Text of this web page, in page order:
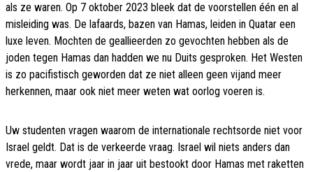
als ze waren. Op 7 oktober 2023 bleek dat de voorstellen één en al
misleiding was. De lafaards, bazen van Hamas, leiden in Quatar een
luxe leven. Mochten de geallieerden zo gevochten hebben als de
joden tegen Hamas dan hadden we nu Duits gesproken. Het Westen
is zo pacifistisch geworden dat ze niet alleen geen vijand meer
herkennen, maar ook niet meer weten wat oorlog voeren is.
Uw studenten vragen waarom de internationale rechtsorde niet voor
Israel geldt. Dat is de verkeerde vraag. Israel wil niets anders dan
vrede, maar wordt jaar in jaar uit bestookt door Hamas met raketten